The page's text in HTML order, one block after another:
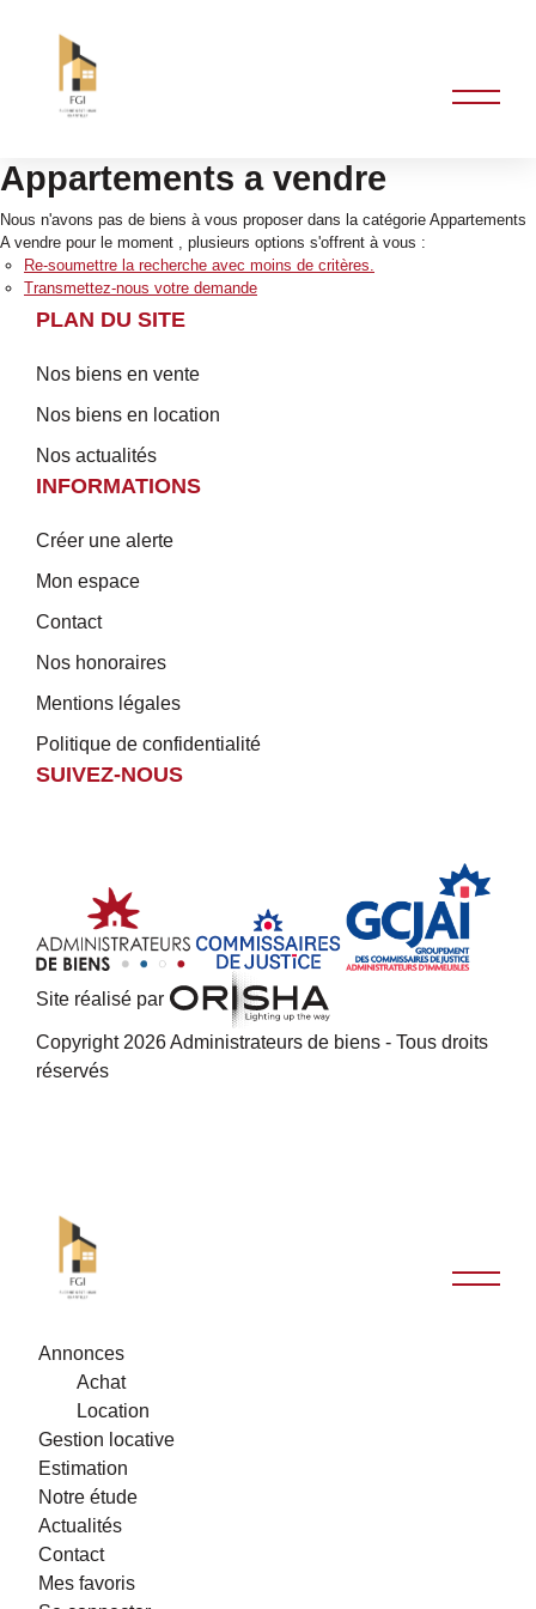
Appartements a vendre
Nous n'avons pas de biens à vous proposer dans la catégorie Appartements
A vendre pour le moment , plusieurs options s'offrent à vous :
Re-soumettre la recherche avec moins de critères.
Transmettez-nous votre demande
PLAN DU SITE
Nos biens en vente
Nos biens en location
Nos actualités
INFORMATIONS
Créer une alerte
Mon espace
Contact
Nos honoraires
Mentions légales
Politique de confidentialité
SUIVEZ-NOUS
Site réalisé par
Copyright 2026 Administrateurs de biens - Tous droits
réservés
Annonces
Achat
Location
Gestion locative
Estimation
Notre étude
Actualités
Contact
Mes favoris